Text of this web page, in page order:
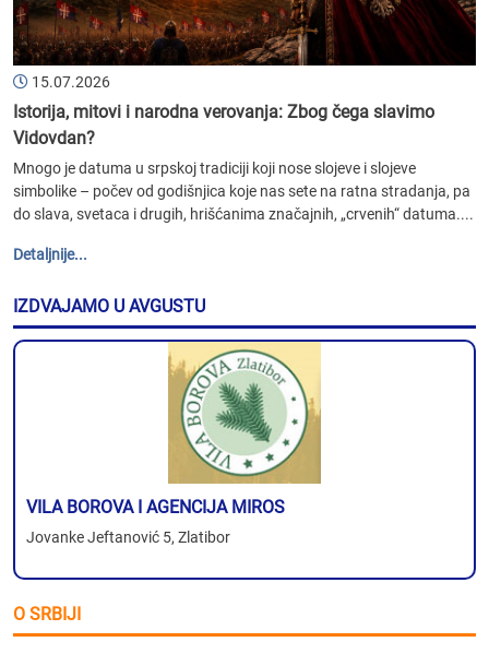
15.07.2026
Istorija, mitovi i narodna verovanja: Zbog čega slavimo
Vidovdan?
Mnogo je datuma u srpskoj tradiciji koji nose slojeve i slojeve
simbolike – počev od godišnjica koje nas sete na ratna stradanja, pa
do slava, svetaca i drugih, hrišćanima značajnih, „crvenih“ datuma....
Detaljnije...
IZDVAJAMO U AVGUSTU
VILA BOROVA I AGENCIJA MIROS
Jovanke Jeftanović 5, Zlatibor
O SRBIJI